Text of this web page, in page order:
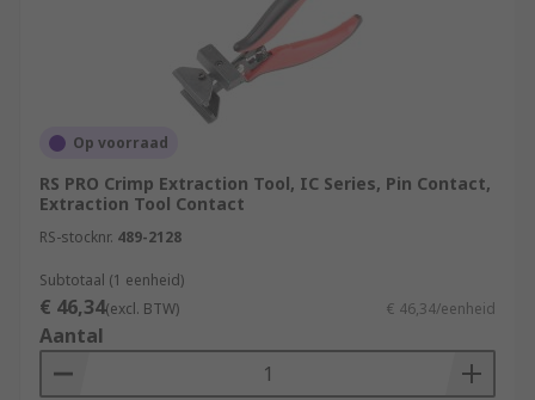
Op voorraad
RS PRO Crimp Extraction Tool, IC Series, Pin Contact,
Extraction Tool Contact
RS-stocknr. 489-2128
Subtotaal (1 eenheid)
€ 46,34(excl. BTW) € 46,34/eenheid
Aantal